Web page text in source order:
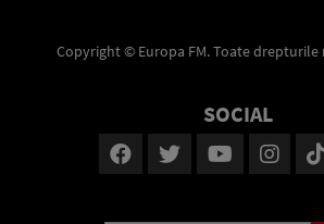
Copyright © Europa FM. Toate drepturile
SOCIAL